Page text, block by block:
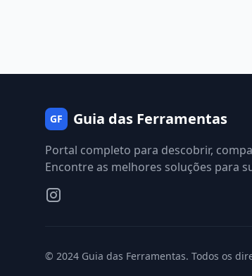
GF Guia das Ferramentas
Portal completo para descobrir,
Encontre as melhores soluções para
© 2024 Guia das Ferramentas. Todos os